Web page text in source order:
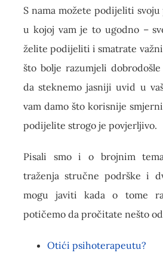
S nama možete podijeliti
u kojoj vam je to ugodno –
želite podijeliti i smatrate
što bolje razumjeli
da steknemo jasniji uvid u
vam damo što korisnije
podijelite strogo je povjerljivo.
Pisali smo i o brojnim
traženja stručne podrške i
mogu javiti kada o tome
potičemo da pročitate nešto
Otići psihoterapeutu?